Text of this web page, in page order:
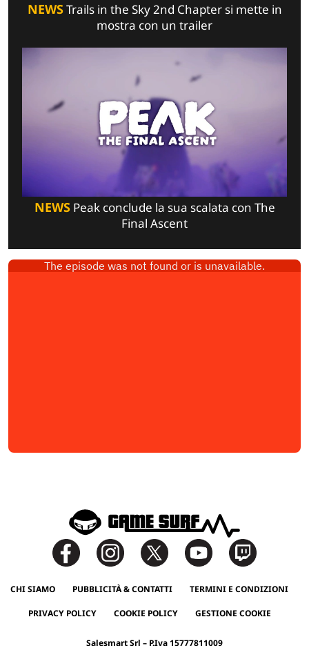
NEWSTrails in the Sky 2nd Chapter si mette in
mostra con un trailer
NEWSPeak conclude la sua scalata con The
Final Ascent
CHI SIAMO PUBBLICITÀ & CONTATTI TERMINI E CONDIZIONI
PRIVACY POLICY COOKIE POLICY GESTIONE COOKIE
Salesmart Srl – P.Iva 15777811009